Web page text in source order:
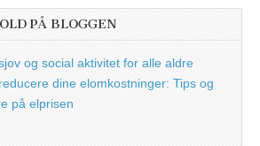
PÅ BLOGGEN
og social aktivitet for alle aldre
dine elomkostninger: Tips og
på elprisen